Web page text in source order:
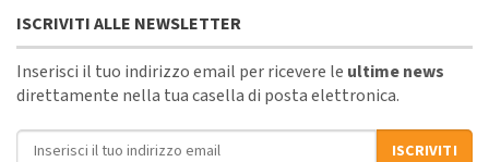
ISCRIVITI ALLE NEWSLETTER
Inserisci il tuo indirizzo email per ricevere le ultime news
direttamente nella tua casella di posta elettronica.
Indirizzo email
ISCRIVITI